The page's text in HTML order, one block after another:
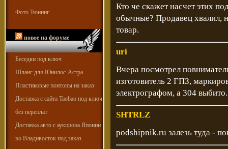
Фото Тюнинг
новое на форуме
Беседки под ключ
Шланг для Юнилос-Астра
Пластиковые понтоны на заказ
Доставка с сайта Taobao под ключ
без переплат
Доставка авто с аукциона Японии
во Владивосток под заказ
Кто че скажет насчет этих
обычные? Продавец хвалил,
товар.
uri
Вчера посмотрел
изготовитель 2 ГПЗ,
электрографом, а 304
SHTRLZ
podshipnik.ru залезь туда -